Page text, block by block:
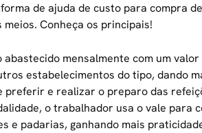
de ajuda de custo para compra
Conheça os principais!
abastecido mensalmente com um
estabelecimentos do tipo, dando
preferir e realizar o preparo das
o trabalhador usa o vale para
e padarias, ganhando mais